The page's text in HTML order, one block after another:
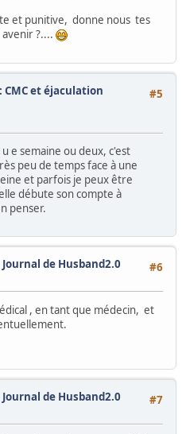
et punitive, donne nous tes
?....
#5
CMC et éjaculation
e semaine ou deux, c'est
peu de temps face à une
et parfois je peux être
débute son compte à
penser.
#6
Journal de Husband2.0
, en tant que médecin, et
#7
Journal de Husband2.0